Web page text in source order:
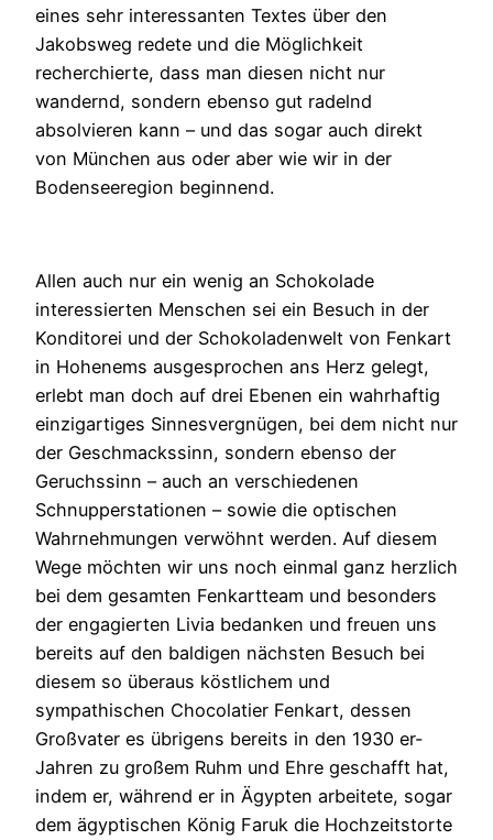
eines sehr interessanten Textes über den
Jakobsweg redete und die Möglichkeit
recherchierte, dass man diesen nicht nur
wandernd, sondern ebenso gut radelnd
absolvieren kann – und das sogar auch direkt
von München aus oder aber wie wir in der
Bodenseeregion beginnend.
Allen auch nur ein wenig an Schokolade
interessierten Menschen sei ein Besuch in der
Konditorei und der Schokoladenwelt von Fenkart
in Hohenems ausgesprochen ans Herz gelegt,
erlebt man doch auf drei Ebenen ein wahrhaftig
einzigartiges Sinnesvergnügen, bei dem nicht nur
der Geschmackssinn, sondern ebenso der
Geruchssinn – auch an verschiedenen
Schnupperstationen – sowie die optischen
Wahrnehmungen verwöhnt werden. Auf diesem
Wege möchten wir uns noch einmal ganz herzlich
bei dem gesamten Fenkartteam und besonders
der engagierten Livia bedanken und freuen uns
bereits auf den baldigen nächsten Besuch bei
diesem so überaus köstlichem und
sympathischen Chocolatier Fenkart, dessen
Großvater es übrigens bereits in den 1930 er-
Jahren zu großem Ruhm und Ehre geschafft hat,
indem er, während er in Ägypten arbeitete, sogar
dem ägyptischen König Faruk die Hochzeitstorte